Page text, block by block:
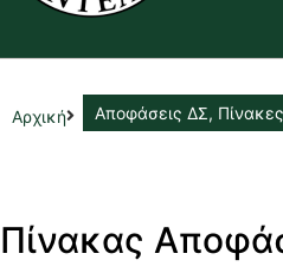
Αρχική Αποφάσεις ΔΣ,
Πίνακας